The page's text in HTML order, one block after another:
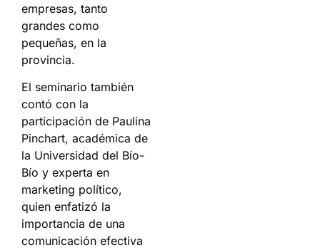
empresas, tanto
grandes como
pequeñas, en la
provincia.
El seminario también
contó con la
participación de Paulina
Pinchart, académica de
la Universidad del Bío-
Bío y experta en
marketing político,
quien enfatizó la
importancia de una
comunicación efectiva